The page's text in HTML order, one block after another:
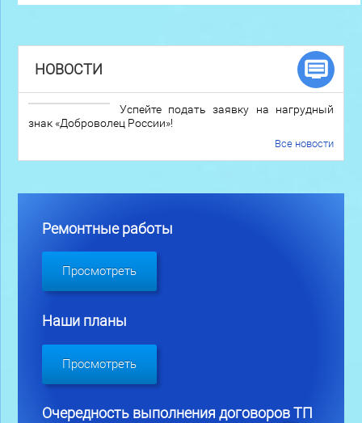
НОВОСТИ
Успейте подать заявку на нагрудный
знак «Доброволец России»!
Все новости
Ремонтные работы
Просмотреть
Наши планы
Просмотреть
Очередность выполнения договоров ТП